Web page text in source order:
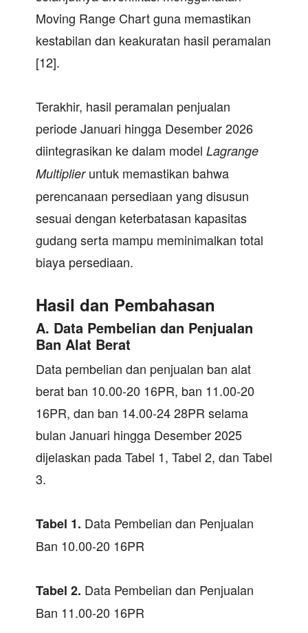
Moving Range Chart guna memastikan
kestabilan dan keakuratan hasil peramalan
[12].
Terakhir, hasil peramalan penjualan
periode Januari hingga Desember 2026
diintegrasikan ke dalam model Lagrange
Multiplieruntuk memastikan bahwa
perencanaan persediaan yang disusun
sesuai dengan keterbatasan kapasitas
gudang serta mampu meminimalkan total
biaya persediaan.
Hasil dan Pembahasan
A. Data Pembelian dan Penjualan
Ban Alat Berat
Data pembelian dan penjualan ban alat
berat ban 10.00-20 16PR, ban 11.00-20
16PR, dan ban 14.00-24 28PR selama
bulan Januari hingga Desember 2025
dijelaskan pada Tabel 1, Tabel 2, dan Tabel
3.
Tabel 1. Data Pembelian dan Penjualan
Ban 10.00-20 16PR
Tabel 2. Data Pembelian dan Penjualan
Ban 11.00-20 16PR